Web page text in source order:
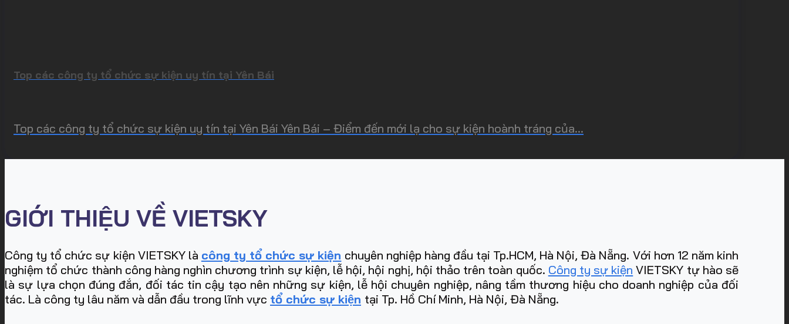
Top các công ty tổ chức sự kiện uy tín tại Yên Bái
Top các công ty tổ chức sự kiện uy tín tại Yên Bái Yên Bái – Điểm đến mới lạ cho sự kiện hoành tráng của...
GIỚI THIỆU VỀ VIETSKY
Công ty tổ chức sự kiện VIETSKY là công ty tổ chức sự kiện chuyên nghiệp hàng đầu tại Tp.HCM, Hà Nội, Đà Nẵng. Với hơn 12 năm kinh
nghiệm tổ chức thành công hàng nghìn chương trình sự kiện, lễ hội, hội nghị, hội thảo trên toàn quốc. Công ty sự kiện VIETSKY tự hào sẽ
là sự lựa chọn đúng đắn, đối tác tin cậy tạo nên những sự kiện, lễ hội chuyên nghiệp, nâng tầm thương hiệu cho doanh nghiệp của đối
tác. Là công ty lâu năm và dẫn đầu trong lĩnh vực tổ chức sự kiện tại Tp. Hồ Chí Minh, Hà Nội, Đà Nẵng.